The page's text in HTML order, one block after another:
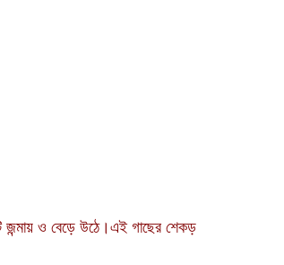
জন্মায় ও বেড়ে উঠে।এই গাছের শেকড়